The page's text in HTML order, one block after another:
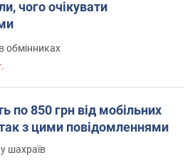
чого очікувати
обмінниках
по 850 грн від мобільних
з цими повідомленнями
шахраїв